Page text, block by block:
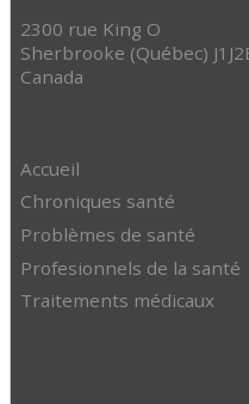
2300 rue King O
Sherbrooke (Québec)
Canada
Accueil
Chroniques santé
Problèmes de santé
Profesionnels de la santé
Traitements médicaux